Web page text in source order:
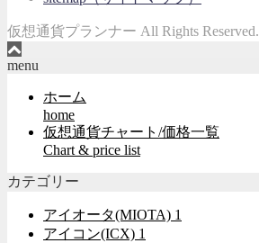
仮想通貨プランナー All Rights Reserved.
menu
ホーム
home
仮想通貨チャート/価格一覧
Chart & price list
カテゴリー
アイオータ(MIOTA) 1
アイコン(ICX) 1